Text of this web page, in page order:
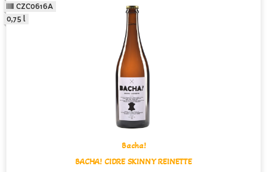
Bacha!
BACHA! CIDRE SKINNY REINETTE
CZC0616A
0,75 l